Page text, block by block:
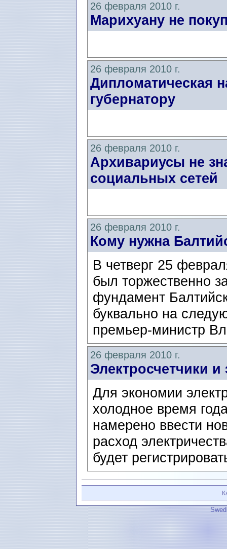
26 февраля 2010 г.
Марихуану не
26 февраля 2010 г.
Дипломатическая
губернатору
26 февраля 2010 г.
Архивариусы не
социальных сетей
26 февраля 2010 г.
Кому нужна
В четверг 25
был торжественно
фундамент
буквально на
премьер-министр
26 февраля 2010 г.
Электросчетчики
Для экономии
холодное время
намерено ввести
расход
будет